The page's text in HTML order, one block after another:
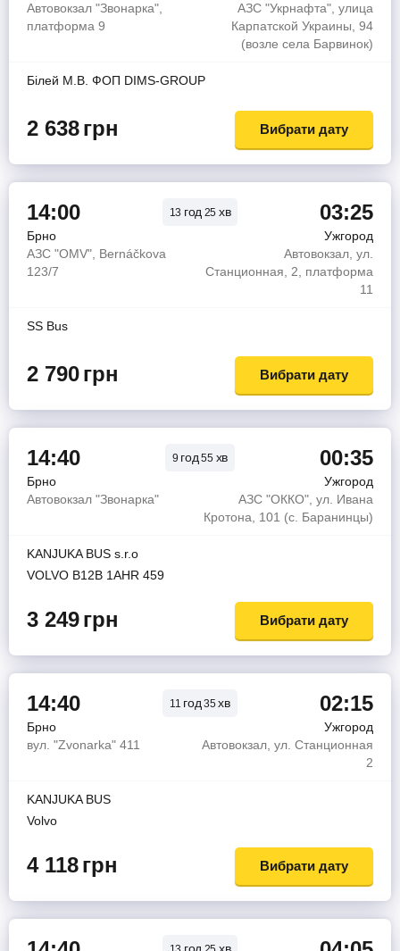
Автовокзал "Звонарка",
платформа 9
АЗС "Укрнафта", улица
Карпатской Украины, 94
(возле села Барвинок)
Бiлей М.В. ФОП DIMS-GROUP
2 638грн Вибрати дату
14:00 13 год 25 хв 03:25
Брно
Ужгород
АЗС "OMV", Bernáčkova
123/7
Автовокзал, ул.
Станционная, 2, платформа
11
SS Bus
2 790грн Вибрати дату
14:40 9 год55 хв 00:35
Брно
Ужгород
Автовокзал "Звонарка"
АЗС "ОККО", ул. Ивана
Кротона, 101 (с. Баранинцы)
KANJUKA BUS s.r.o
VOLVO B12B 1AHR 459
3 249грн Вибрати дату
14:40 11 год35хв 02:15
Брно
Ужгород
вул. "Zvonarka" 411
Автовокзал, ул. Станционная
2
KANJUKA BUS
Volvo
4 118грн Вибрати дату